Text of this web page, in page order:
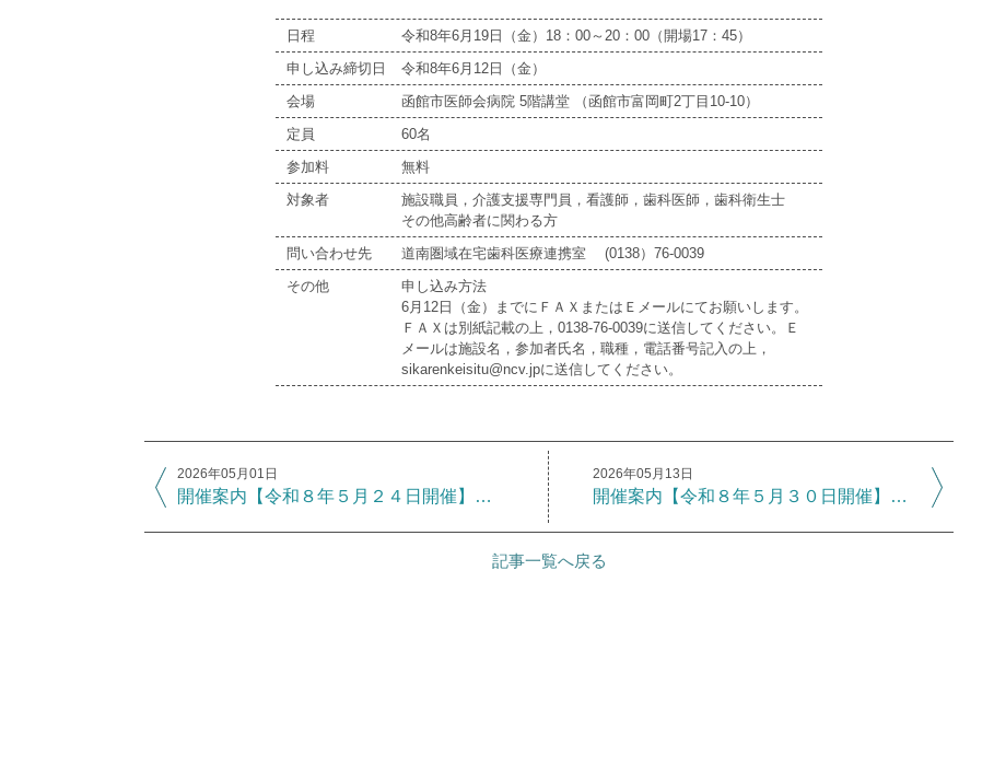
日程
令和8年6月19日（金）18：00～20：00（開場17：45）
申し込み締切日
令和8年6月12日（金）
会場
函館市医師会病院 5階講堂 （函館市富岡町2丁目10-10）
定員
60名
参加料
無料
対象者
施設職員，介護支援専門員，看護師，歯科医師，歯科衛生士
その他高齢者に関わる方
問い合わせ先
道南圏域在宅歯科医療連携室 (0138）76-0039
その他
申し込み方法
6月12日（金）までにＦＡＸまたはＥメールにてお願いします。
ＦＡＸは別紙記載の上，0138-76-0039に送信してください。Ｅ
メールは施設名，参加者氏名，職種，電話番号記入の上，
sikarenkeisitu@ncv.jpに送信してください。
2026年05月01日
開催案内【令和８年５月２４日開催】～失語症者向け意思疎通支援者養成講座プレイベント～”伝えたい”を支える第一歩
2026年05月13日
開催案内【令和８年５月３０日開催】伝えたい！臨床美術Ｖｏｌ.２ 関根一夫講話会＆ワークショップ
記事一覧へ戻る